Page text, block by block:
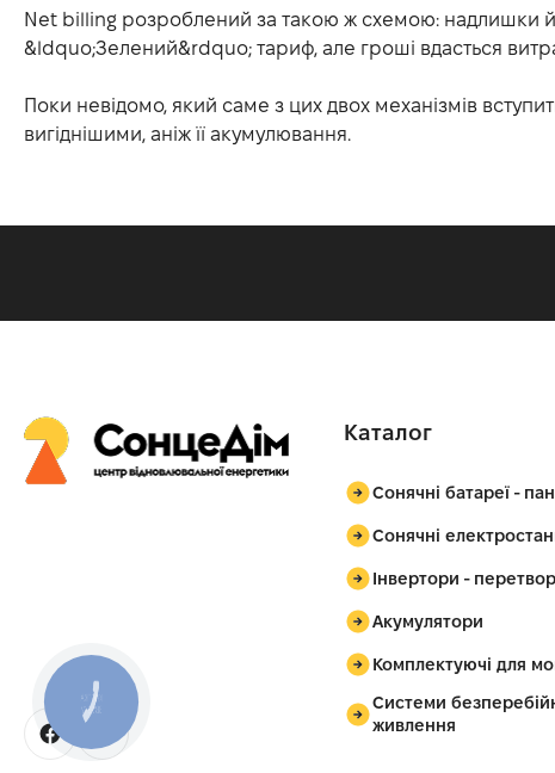
Net billing розроблений за такою ж схемою: надлишки
&ldquo;Зелений&rdquo; тариф, але гроші вдасться
Поки невідомо, який саме з цих двох механізмів
вигіднішими, аніж її акумулювання.
Каталог
Сонячні батареї -
Сонячні
Інвертори -
Акумулятори
Комплектуючі для
Системи
живлення
КНОПКА
ЗВ'ЯЗКУ